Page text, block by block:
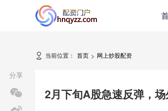
当前位置： 首页 > 网上炒股配资
2月下旬A股急速反弹，
分享